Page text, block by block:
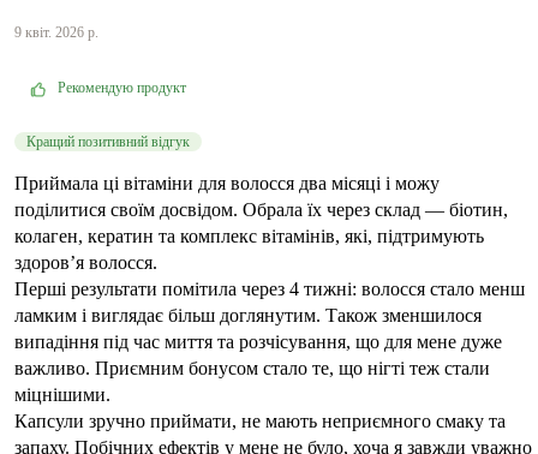
9 квіт. 2026 р.
Рекомендую продукт
Кращий позитивний відгук
Приймала ці вітаміни для волосся два місяці і можу
поділитися своїм досвідом. Обрала їх через склад — біотин,
колаген, кератин та комплекс вітамінів, які, підтримують
здоров’я волосся.
Перші результати помітила через 4 тижні: волосся стало менш
ламким і виглядає більш доглянутим. Також зменшилося
випадіння під час миття та розчісування, що для мене дуже
важливо. Приємним бонусом стало те, що нігті теж стали
міцнішими.
Капсули зручно приймати, не мають неприємного смаку та
запаху. Побічних ефектів у мене не було, хоча я завжди уважно